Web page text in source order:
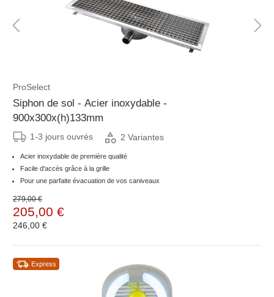
ProSelect
Siphon de sol - Acier inoxydable -
900x300x(h)133mm
1-3 jours ouvrés 2 Variantes
Acier inoxydable de première qualité
Facile d'accès grâce à la grille
Pour une parfaite évacuation de vos caniveaux
279,00 €
205,00 €
246,00 €
Express